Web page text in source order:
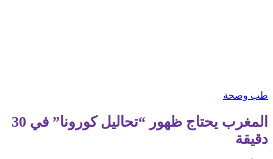
طب وصحة
المغرب يحتاج ظهور “تحاليل كورونا” في 30
دقيقة